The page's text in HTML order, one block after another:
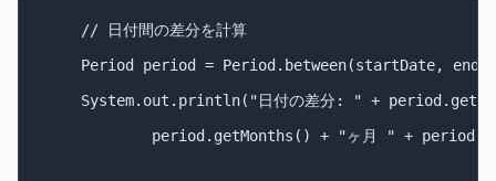
    // 日付間の差分を計算
Period period = Period.between(startDate,
System.out.println("日付の差分: " +
period.getMonths() + "ヶ月 " +